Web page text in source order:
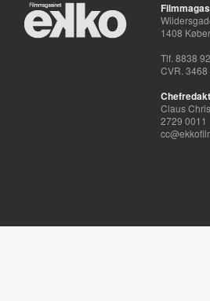
1408
Tlf. 8838
CVR. 3468
Claus
2729 0011